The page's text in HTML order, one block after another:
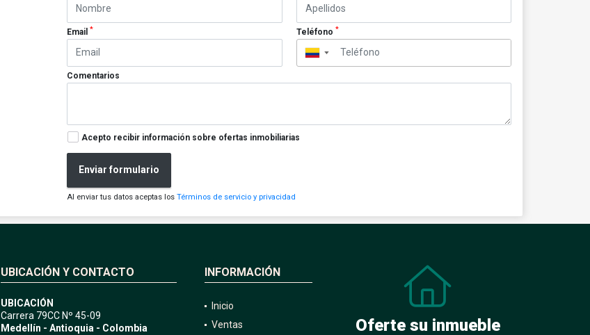
Email* Teléfono *
▼
Comentarios
Acepto recibir información sobre ofertas inmobiliarias
Enviar formulario
Al enviar tus datos aceptas losTérminos de servicio y privacidad
UBICACIÓN Y CONTACTO
UBICACIÓN
Carrera 79CC Nº 45-09
Medellín - Antioquia - Colombia
INFORMACIÓN
Inicio
Ventas
Oferte su inmueble